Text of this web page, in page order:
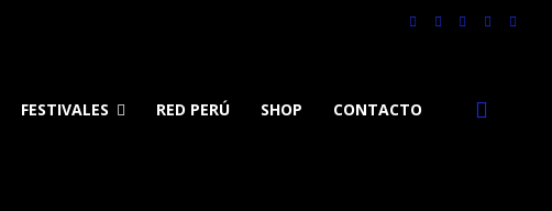
FESTIVALES RED PERÚ SHOP CONTACTO